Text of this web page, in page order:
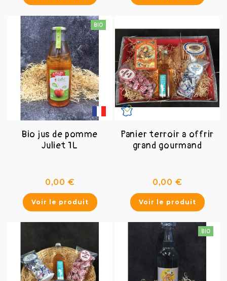
Bio jus de pomme
Juliet 1L
0,00 €Prix
Voir le produit
Panier terroir a offrir
grand gourmand
0,00 €Prix
Voir le produit